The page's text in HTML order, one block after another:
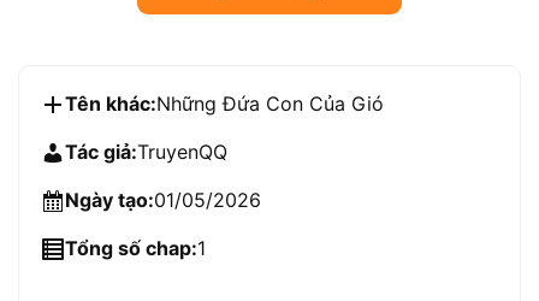
Tên khác:Những Đứa Con Của Gió
Tác giả:TruyenQQ
Ngày tạo:01/05/2026
Tổng số chap:1